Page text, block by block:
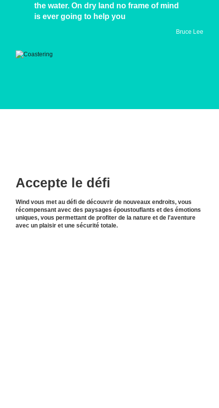
the water. On dry land no frame of mind
is ever going to help you
Bruce Lee
Accepte le défi
Wind vous met au défi de découvrir de nouveaux endroits, vous
récompensant avec des paysages époustouflants et des émotions
uniques, vous permettant de profiter de la nature et de l'aventure
avec un plaisir et une sécurité totale.